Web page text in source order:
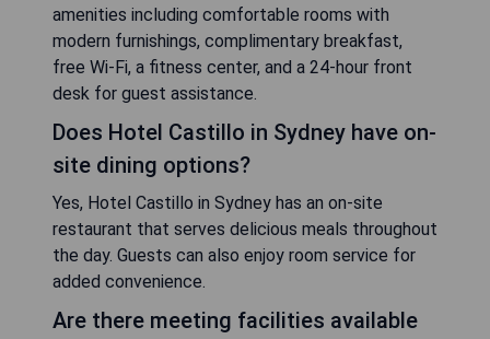
amenities including comfortable rooms with
modern furnishings, complimentary breakfast,
free Wi-Fi, a fitness center, and a 24-hour front
desk for guest assistance.
Does Hotel Castillo in Sydney have on-
site dining options?
Yes, Hotel Castillo in Sydney has an on-site
restaurant that serves delicious meals throughout
the day. Guests can also enjoy room service for
added convenience.
Are there meeting facilities available